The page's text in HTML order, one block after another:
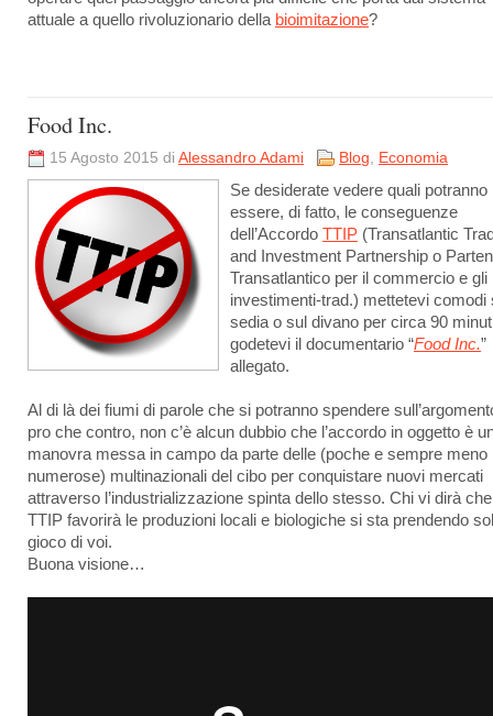
attuale a quello rivoluzionario della bioimitazione?
Food Inc.
15 Agosto 2015 di Alessandro Adami Blog, Economia
Se desiderate vedere quali potranno
essere, di fatto, le conseguenze
dell’Accordo TTIP (Transatlantic
and Investment Partnership o
Transatlantico per il commercio e gli
investimenti-trad.) mettetevi comodi
sedia o sul divano per circa 90
godetevi il documentario “Food Inc.”
allegato.
Al di là dei fiumi di parole che si potranno spendere
pro che contro, non c’è alcun dubbio che l’accordo in oggetto è
manovra messa in campo da parte delle (poche e sempre meno
numerose) multinazionali del cibo per conquistare nuovi mercati
attraverso l’industrializzazione spinta dello stesso. Chi vi dirà
TTIP favorirà le produzioni locali e biologiche si sta prendendo
gioco di voi.
Buona visione…